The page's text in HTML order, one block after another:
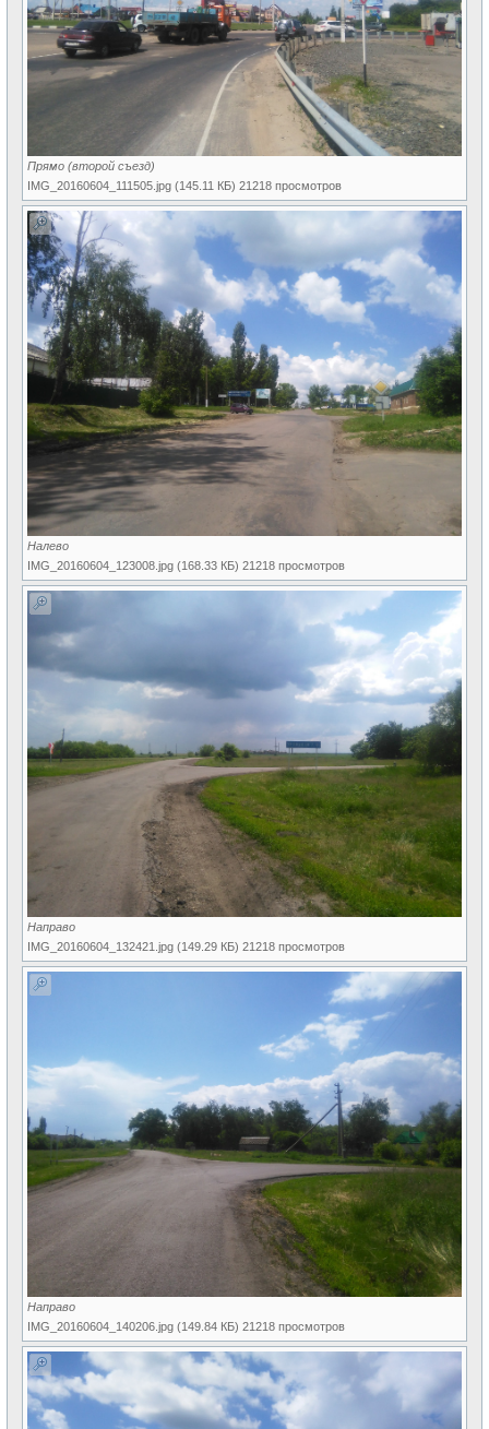
Прямо (второй съезд)
IMG_20160604_111505.jpg (145.11 КБ) 21218 просмотров
Налево
IMG_20160604_123008.jpg (168.33 КБ) 21218 просмотров
Направо
IMG_20160604_132421.jpg (149.29 КБ) 21218 просмотров
Направо
IMG_20160604_140206.jpg (149.84 КБ) 21218 просмотров